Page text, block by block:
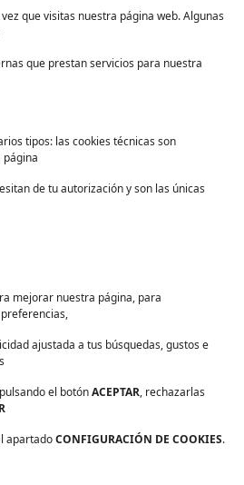
que visitas nuestra página web. Algunas
que prestan servicios para nuestra
tipos: las cookies técnicas son
página
de tu autorización y son las únicas
mejorar nuestra página, para
ajustada a tus búsquedas, gustos e
el botónACEPTAR, rechazarlas
apartadoCONFIGURACIÓN DE COOKIES.
exclusivas y ofertas.
*
políticas de privacidad.*